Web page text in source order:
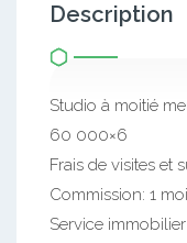
Description
Studio à moitié
60 000×6
Frais de visites et
Commission: 1
Service immobilier